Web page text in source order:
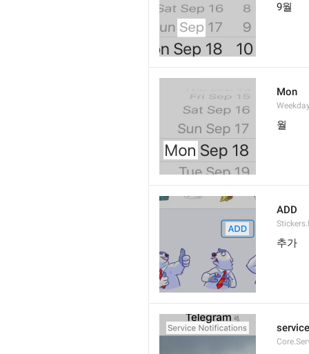
9월
Mon
월
ADD
추가